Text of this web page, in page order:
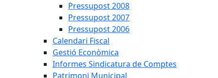
Pressupost 2008
Pressupost 2007
Pressupost 2006
Calendari Fiscal
Gestió Econòmica
Informes Sindicatura de Comptes
Patrimoni Municipal